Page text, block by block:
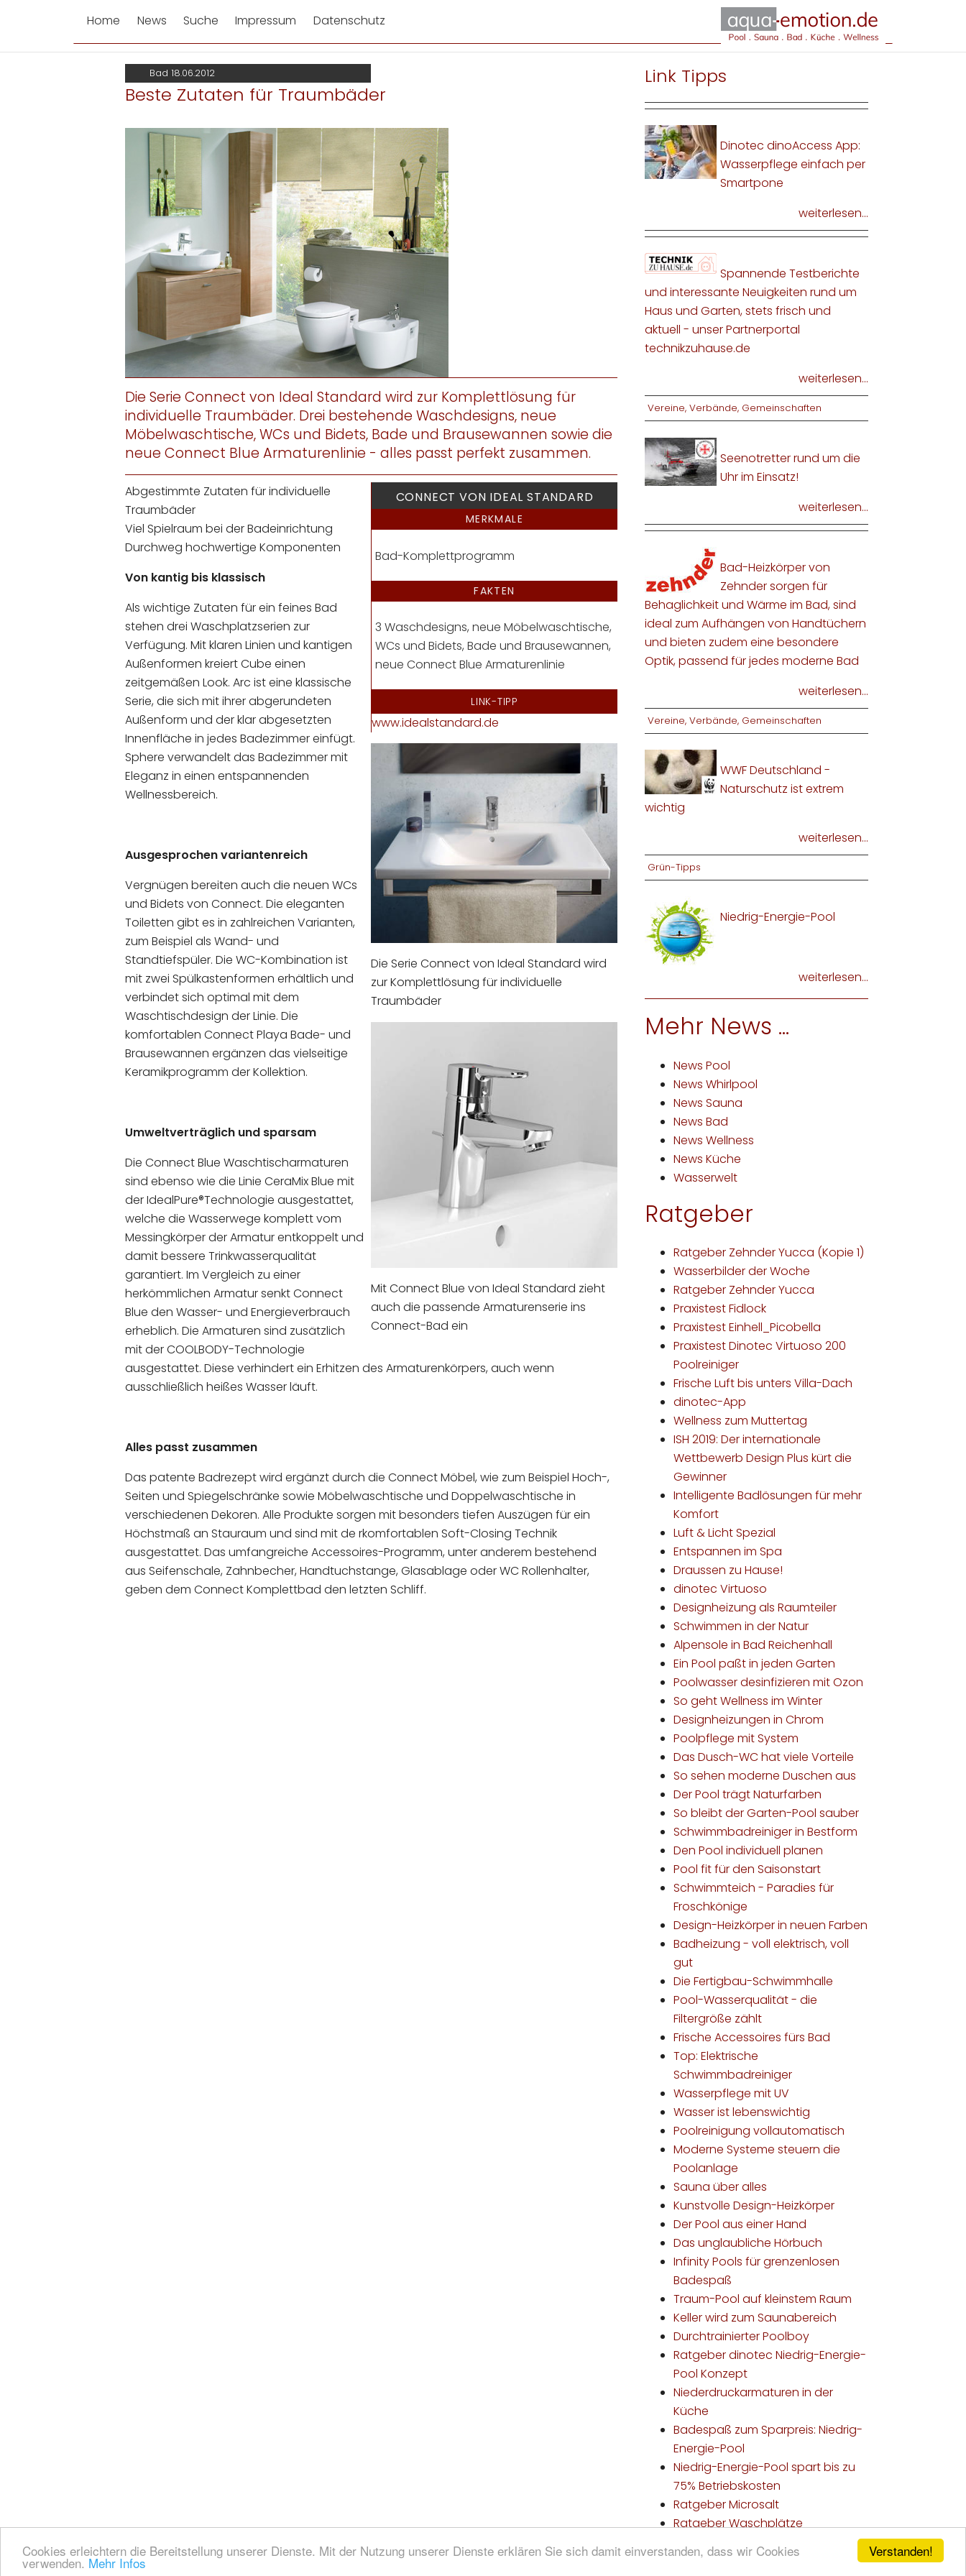
Verstanden!
Cookies erleichtern die Bereitstellung unserer Dienste. Mit der Nutzung unserer Dienste erklären Sie sich damit einverstanden, dass wir Cookies
verwenden. Mehr Infos
Home News Suche Impressum Datenschutz
Bad 18.06.2012
Beste Zutaten für Traumbäder
Die Serie Connect von Ideal Standard wird zur Komplettlösung für
individuelle Traumbäder. Drei bestehende Waschdesigns, neue
Möbelwaschtische, WCs und Bidets, Bade und Brausewannen sowie die
neue Connect Blue Armaturenlinie - alles passt perfekt zusammen.
CONNECT VON IDEAL STANDARD
MERKMALE
Bad-Komplettprogramm
FAKTEN
3 Waschdesigns, neue Möbelwaschtische,
WCs und Bidets, Bade und Brausewannen,
neue Connect Blue Armaturenlinie
LINK-TIPP
www.idealstandard.de
Die Serie Connect von Ideal Standard wird
zur Komplettlösung für individuelle
Traumbäder
Mit Connect Blue von Ideal Standard zieht
auch die passende Armaturenserie ins
Connect-Bad ein
Abgestimmte Zutaten für individuelle
Traumbäder
Viel Spielraum bei der Badeinrichtung
Durchweg hochwertige Komponenten
Von kantig bis klassisch
Als wichtige Zutaten für ein feines Bad
stehen drei Waschplatzserien zur
Verfügung. Mit klaren Linien und kantigen
Außenformen kreiert Cube einen
zeitgemäßen Look. Arc ist eine klassische
Serie, die sich mit ihrer abgerundeten
Außenform und der klar abgesetzten
Innenfläche in jedes Badezimmer einfügt.
Sphere verwandelt das Badezimmer mit
Eleganz in einen entspannenden
Wellnessbereich.
Ausgesprochen variantenreich
Vergnügen bereiten auch die neuen WCs
und Bidets von Connect. Die eleganten
Toiletten gibt es in zahlreichen Varianten,
zum Beispiel als Wand- und
Standtiefspüler. Die WC-Kombination ist
mit zwei Spülkastenformen erhältlich und
verbindet sich optimal mit dem
Waschtischdesign der Linie. Die
komfortablen Connect Playa Bade- und
Brausewannen ergänzen das vielseitige
Keramikprogramm der Kollektion.
Umweltverträglich und sparsam
Die Connect Blue Waschtischarmaturen
sind ebenso wie die Linie CeraMix Blue mit
der IdealPure®Technologie ausgestattet,
welche die Wasserwege komplett vom
Messingkörper der Armatur entkoppelt und
damit bessere Trinkwasserqualität
garantiert. Im Vergleich zu einer
herkömmlichen Armatur senkt Connect
Blue den Wasser- und Energieverbrauch
erheblich. Die Armaturen sind zusätzlich
mit der COOLBODY-Technologie
ausgestattet. Diese verhindert ein Erhitzen des Armaturenkörpers, auch wenn
ausschließlich heißes Wasser läuft.
Alles passt zusammen
Das patente Badrezept wird ergänzt durch die Connect Möbel, wie zum Beispiel Hoch-,
Seiten und Spiegelschränke sowie Möbelwaschtische und Doppelwaschtische in
verschiedenen Dekoren. Alle Produkte sorgen mit besonders tiefen Auszügen für ein
Höchstmaß an Stauraum und sind mit de rkomfortablen Soft-Closing Technik
ausgestattet. Das umfangreiche Accessoires-Programm, unter anderem bestehend
aus Seifenschale, Zahnbecher, Handtuchstange, Glasablage oder WC Rollenhalter,
geben dem Connect Komplettbad den letzten Schliff.
Link Tipps
Dinotec dinoAccess App:
Wasserpflege einfach per
Smartpone
weiterlesen...
Spannende Testberichte
und interessante Neuigkeiten rund um
Haus und Garten, stets frisch und
aktuell - unser Partnerportal
technikzuhause.de
weiterlesen...
Vereine, Verbände, Gemeinschaften
Seenotretter rund um die
Uhr im Einsatz!
weiterlesen...
Bad-Heizkörper von
Zehnder sorgen für
Behaglichkeit und Wärme im Bad, sind
ideal zum Aufhängen von Handtüchern
und bieten zudem eine besondere
Optik, passend für jedes moderne Bad
weiterlesen...
Vereine, Verbände, Gemeinschaften
WWF Deutschland -
Naturschutz ist extrem
wichtig
weiterlesen...
Grün-Tipps
Niedrig-Energie-Pool
weiterlesen...
Mehr News ...
News Pool
News Whirlpool
News Sauna
News Bad
News Wellness
News Küche
Wasserwelt
Ratgeber
Ratgeber Zehnder Yucca (Kopie 1)
Wasserbilder der Woche
Ratgeber Zehnder Yucca
Praxistest Fidlock
Praxistest Einhell_Picobella
Praxistest Dinotec Virtuoso 200
Poolreiniger
Frische Luft bis unters Villa-Dach
dinotec-App
Wellness zum Muttertag
ISH 2019: Der internationale
Wettbewerb Design Plus kürt die
Gewinner
Intelligente Badlösungen für mehr
Komfort
Luft & Licht Spezial
Entspannen im Spa
Draussen zu Hause!
dinotec Virtuoso
Designheizung als Raumteiler
Schwimmen in der Natur
Alpensole in Bad Reichenhall
Ein Pool paßt in jeden Garten
Poolwasser desinfizieren mit Ozon
So geht Wellness im Winter
Designheizungen in Chrom
Poolpflege mit System
Das Dusch-WC hat viele Vorteile
So sehen moderne Duschen aus
Der Pool trägt Naturfarben
So bleibt der Garten-Pool sauber
Schwimmbadreiniger in Bestform
Den Pool individuell planen
Pool fit für den Saisonstart
Schwimmteich - Paradies für
Froschkönige
Design-Heizkörper in neuen Farben
Badheizung - voll elektrisch, voll
gut
Die Fertigbau-Schwimmhalle
Pool-Wasserqualität - die
Filtergröße zählt
Frische Accessoires fürs Bad
Top: Elektrische
Schwimmbadreiniger
Wasserpflege mit UV
Wasser ist lebenswichtig
Poolreinigung vollautomatisch
Moderne Systeme steuern die
Poolanlage
Sauna über alles
Kunstvolle Design-Heizkörper
Der Pool aus einer Hand
Das unglaubliche Hörbuch
Infinity Pools für grenzenlosen
Badespaß
Traum-Pool auf kleinstem Raum
Keller wird zum Saunabereich
Durchtrainierter Poolboy
Ratgeber dinotec Niedrig-Energie-
Pool Konzept
Niederdruckarmaturen in der
Küche
Badespaß zum Sparpreis: Niedrig-
Energie-Pool
Niedrig-Energie-Pool spart bis zu
75% Betriebskosten
Ratgeber Microsalt
Ratgeber Waschplätze